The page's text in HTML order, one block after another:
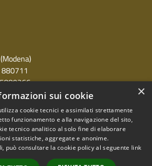
Copyright © 2026 • Opendata
del Comune di Sassuolo •
×
sui cookie
cookie tecnici e assimilati strettamente
funzionamento e alla navigazione del sito,
tecnico analitico al solo fine di elaborare
statistiche, aggregate e anonime.
può consultare la cookie policy al seguente link